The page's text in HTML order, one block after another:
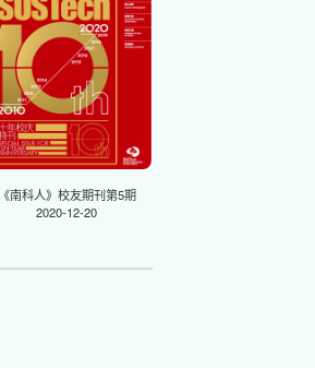
《南科人》校友期刊第5期
2020-12-20